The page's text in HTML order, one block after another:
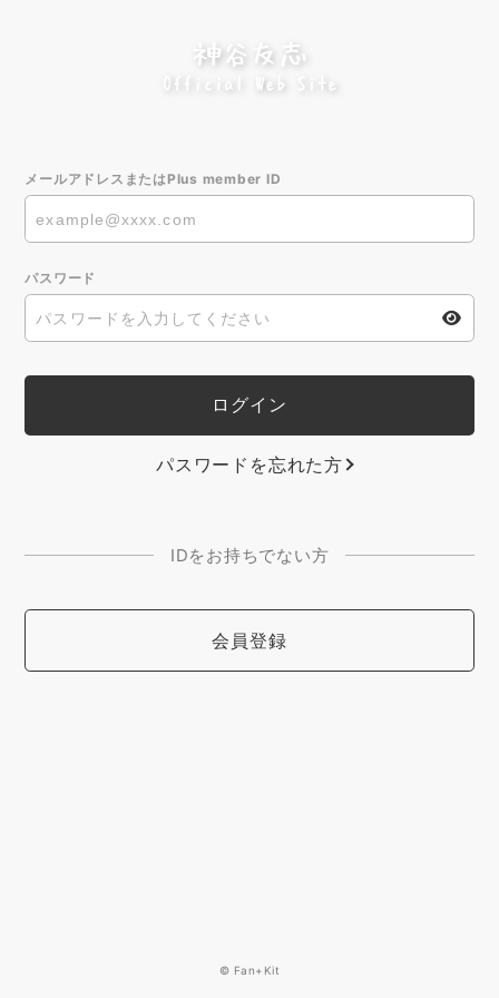
メールアドレスまたはPlus member ID
パスワード
パスワードを忘れた方
IDをお持ちでない方
会員登録
© Fan+Kit